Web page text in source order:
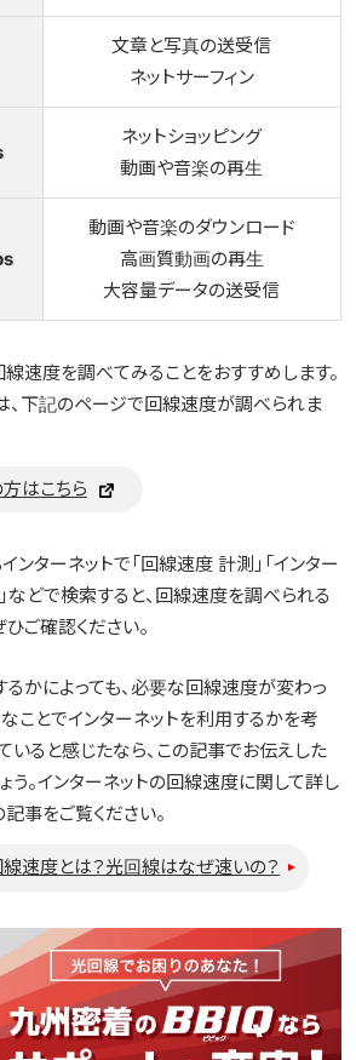
文章と写真の送受信
ネットサーフィン
ネットショッピング
動画や音楽の再生
動画や音楽のダウンロード
高画質動画の再生
大容量データの送受信
速度を調べてみることをおすすめします。
、下記のページで回線速度が調べられま
はこちら
ターネットで「回線速度 計測」「インター
などで検索すると、回線速度を調べられる
ご確認ください。
るかによっても、必要な回線速度が変わっ
ことでインターネットを利用するかを考
いると感じたなら、この記事でお伝えした
う。インターネットの回線速度に関して詳し
事をご覧ください。
線速度とは？光回線はなぜ速いの？